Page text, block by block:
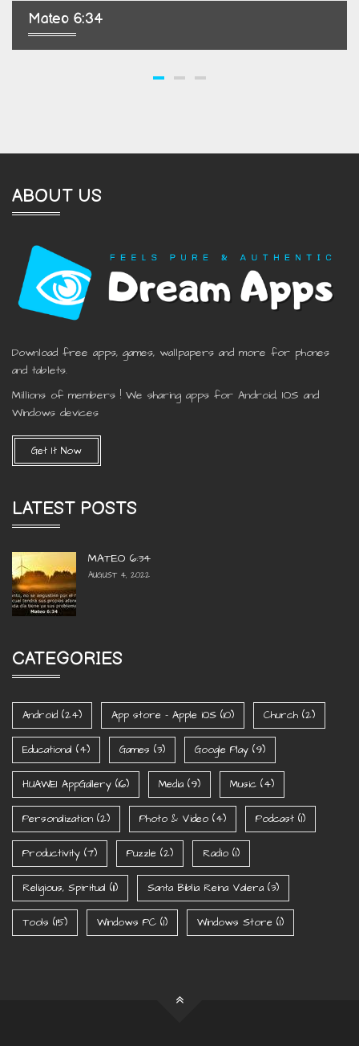
Mateo 6:34
ABOUT US
Download free apps, games, wallpapers and more for phones
and tablets.
Millions of members ! We sharing apps for Android, IOS and
Windows devices
Get It Now
LATEST POSTS
MATEO 6:34
AUGUST 4, 2022
CATEGORIES
Android (24) App store - Apple iOS (10) Church (2)
Educational (4) Games (3) Google Play (9)
HUAWEI AppGallery (16) Media (9) Music (4)
Personalization (2) Photo & Video (4) Podcast (1)
Productivity (7) Puzzle (2) Radio (1)
Religious, Spiritual (11) Santa Biblia Reina Valera (3)
Tools (15) Windows PC (1) Windows Store (1)